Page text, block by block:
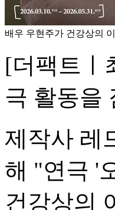
배우 우현주가 건강상의
[더팩트ㅣ
극 활동을
제작사 레
해 "연극 '
건강상의